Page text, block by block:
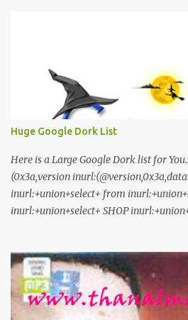
Huge Google Dork List
Here is a Large Google Dork list for
(0x3a,version
inurl:+union+select+ from
inurl:+union+select+ SHOP
inurl:declaration_more.php?decl_id=
inurl:games.php?id=
inurl:gallery.php?id=
inurl:staff_id=